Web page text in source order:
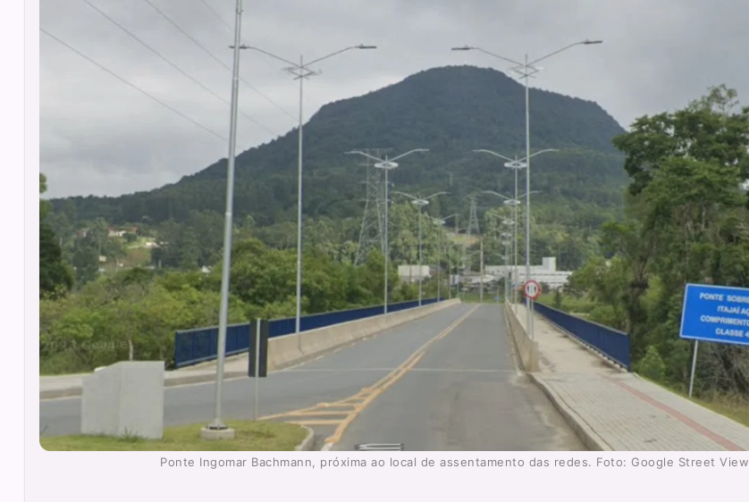
Ponte Ingomar Bachmann, próxima ao local de assentamento das redes. Foto: Google Street View